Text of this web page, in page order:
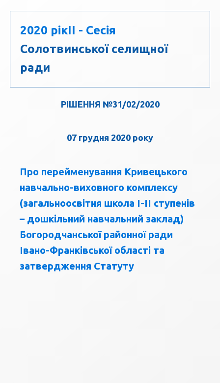
2020 рікII - Сесія
Солотвинської селищної
ради
РІШЕННЯ №31/02/2020
07 грудня 2020 року
Про перейменування Кривецького
навчально-виховного комплексу
(загальноосвітня школа I-II ступенів
– дошкільний навчальний заклад)
Богородчанської районної ради
Івано-Франківської області та
затвердження Статуту